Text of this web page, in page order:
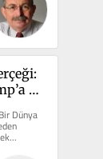
Dünya